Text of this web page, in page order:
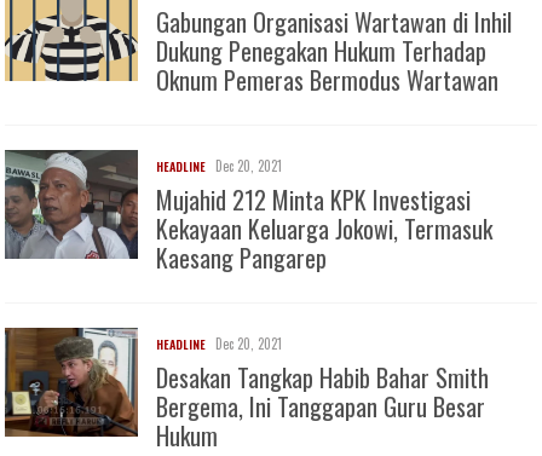
Gabungan Organisasi Wartawan di Inhil
Dukung Penegakan Hukum Terhadap
Oknum Pemeras Bermodus Wartawan
HEADLINE Dec 20, 2021
Mujahid 212 Minta KPK Investigasi
Kekayaan Keluarga Jokowi, Termasuk
Kaesang Pangarep
HEADLINE Dec 20, 2021
Desakan Tangkap Habib Bahar Smith
Bergema, Ini Tanggapan Guru Besar
Hukum